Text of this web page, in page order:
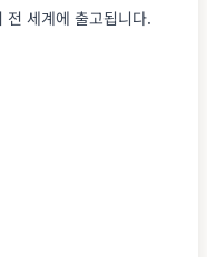
전 세계에 출고됩니다.